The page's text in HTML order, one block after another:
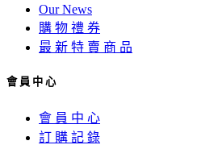
Our News
購 物 禮 券
最 新 特 賣 商 品
會 員 中 心
會 員 中 心
訂 購 記 錄